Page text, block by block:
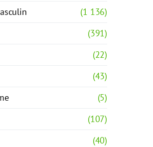
(1 136)
(391)
(22)
(43)
(5)
(107)
(40)